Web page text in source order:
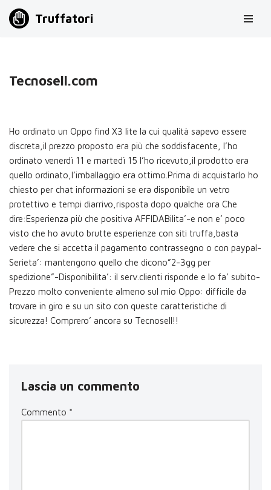
Truffatori
Tecnosell.com
Ho ordinato un Oppo find X3 lite la cui qualità sapevo essere
discreta,il prezzo proposto era più che soddisfacente, l’ho
ordinato venerdì 11 e martedì 15 l’ho ricevuto,il prodotto era
quello ordinato,l’imballaggio era ottimo.Prima di acquistarlo ho
chiesto per chat informazioni se era disponibile un vetro
protettivo e tempi diarrivo,risposta dopo qualche ora Che
dire:Esperienza più che positiva AFFIDABilita’-e non e’ poco
visto che ho avuto brutte esperienze con siti truffa,basta
vedere che si accetta il pagamento contrassegno o con paypal-
Serieta’: mantengono quello che dicono”2-3gg per
spedizione”-Disponibilita’: il serv.clienti risponde e lo fa’ subito-
Prezzo molto conveniente almeno sul mio Oppo: difficile da
trovare in giro e su un sito con queste caratteristiche di
sicurezza! Comprero’ ancora su Tecnosell!!
Lascia un commento
Commento *